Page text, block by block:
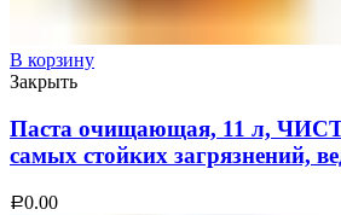
В корзину
Закрыть
Паста очищающая, 11 л,
самых стойких загрязнений,
Р0.00